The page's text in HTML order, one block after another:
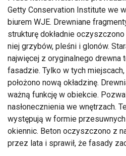
Getty Conservation Institute we
biurem WJE. Drewniane
strukturę dokładnie
niej grzybów, pleśni i glonów.
najwięcej z oryginalnego drewna
fasadzie. Tylko w tych
położono nową okładzinę.
ważną funkcję w obiekcie.
nasłonecznienia we wnętrzach.
występują w formie
okiennic. Beton oczyszczono z
przez lata i sprawił, że fasady